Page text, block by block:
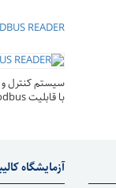
READER
سیستم کنترل
با قابلیت Modbus
آزمایشگاه